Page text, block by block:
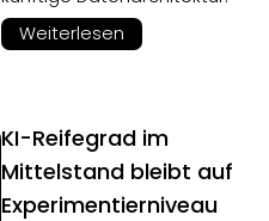
Weiterlesen
KI-Reifegrad im
Mittelstand bleibt auf
Experimentierniveau